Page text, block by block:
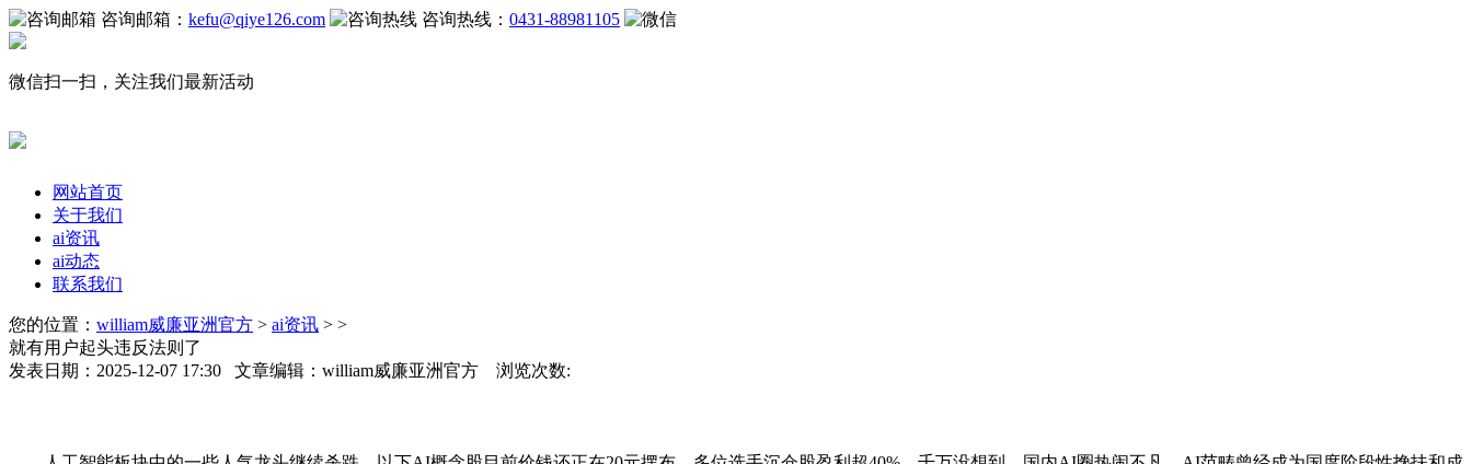
咨询邮箱： kefu@qiye126.com 咨询热线： 0431-88981105
微信扫一扫，关注我们最新活动
网站首页
关于我们
ai资讯
ai动态
联系我们
您的位置： william威廉亚洲官方 > ai资讯 > >
就有用户起头违反法则了
发表日期：2025-12-07 17:30 文章编辑：william威廉亚洲官方 浏览次数: